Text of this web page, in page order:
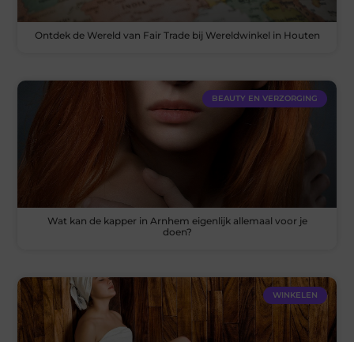
Ontdek de Wereld van Fair Trade bij Wereldwinkel in Houten
BEAUTY EN VERZORGING
Wat kan de kapper in Arnhem eigenlijk allemaal voor je
doen?
WINKELEN